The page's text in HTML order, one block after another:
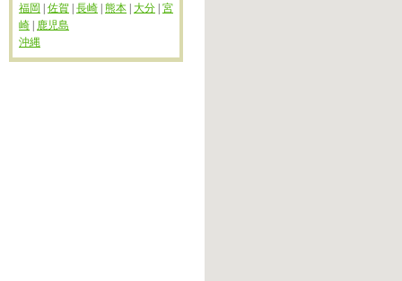
福岡
佐賀 長崎 熊本 大分 宮
崎
鹿児島
沖縄